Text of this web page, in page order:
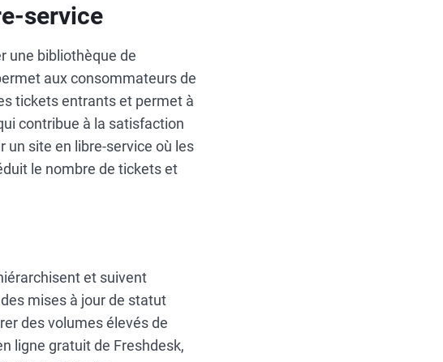
service
une bibliothèque de
aux consommateurs de
tickets entrants et permet à
contribue à la satisfaction
un site en libre-service où les
le nombre de tickets et
et suivent
mises à jour de statut
des volumes élevés de
ligne gratuit de Freshdesk,